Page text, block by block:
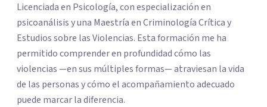
Licenciada en Psicología, con especialización en
psicoanálisis y una Maestría en Criminología Crítica y
Estudios sobre las Violencias. Esta formación me ha
permitido comprender en profundidad cómo las
violencias —en sus múltiples formas— atraviesan la vida
de las personas y cómo el acompañamiento adecuado
puede marcar la diferencia.